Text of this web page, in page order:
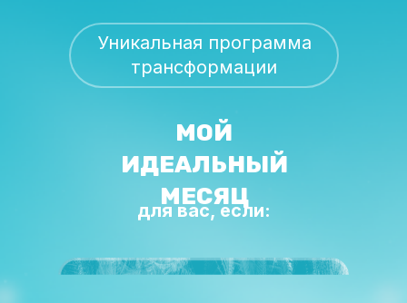
Уникальная программа
трансформации
МОЙ
ИДЕАЛЬНЫЙ
МЕСЯЦ
для вас, если: